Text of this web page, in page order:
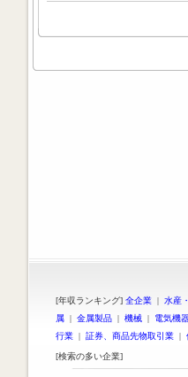
[年収ランキング] 全企業 | 水産
属 | 金属製品 | 機械 | 電気機
行業 | 証券、商品先物取引業 |
[検索の多い企業]